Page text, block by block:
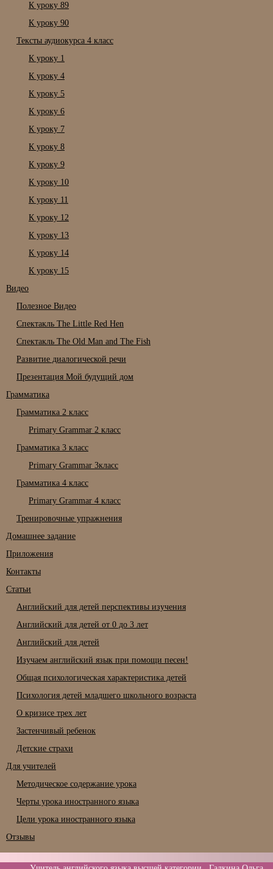
К уроку 89
К уроку 90
Тексты аудиокурса 4 класс
К уроку 1
К уроку 4
К уроку 5
К уроку 6
К уроку 7
К уроку 8
К уроку 9
К уроку 10
К уроку 11
К уроку 12
К уроку 13
К уроку 14
К уроку 15
Видео
Полезное Видео
Спектакль The Little Red Hen
Спектакль The Old Man and The Fish
Развитие диалогической речи
Презентация Мой будущий дом
Грамматика
Грамматика 2 класс
Primary Grammar 2 класс
Грамматика 3 класс
Primary Grammar 3класс
Грамматика 4 класс
Primary Grammar 4 класс
Тренировочные упражнения
Домашнее задание
Приложения
Контакты
Статьи
Английский для детей перспективы изучения
Английский для детей от 0 до 3 лет
Английский для детей
Изучаем английский язык при помощи песен!
Общая психологическая характеристика детей
Психология детей младшего школьного возраста
О кризисе трех лет
Застенчивый ребенок
Детские страхи
Для учителей
Методическое содержание урока
Черты урока иностранного языка
Цели урока иностранного языка
Отзывы